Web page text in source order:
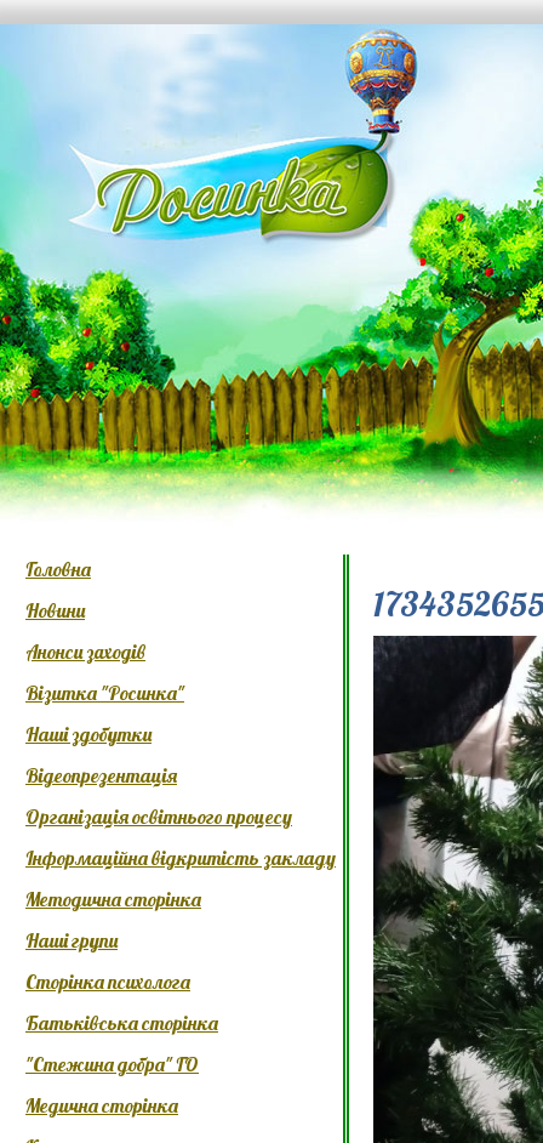
Головна
Новини
Анонси заходів
Візитка "Росинка"
Наші здобутки
Відеопрезентація
Організація освітнього процесу
Інформаційна відкритість закладу
Методична сторінка
Наші групи
Сторінка психолога
Батьківська сторінка
"Стежина добра" ГО
Медична сторінка